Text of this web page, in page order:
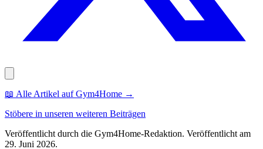
📖 Alle Artikel auf Gym4Home →
Stöbere in unseren weiteren Beiträgen
Veröffentlicht durch die Gym4Home-Redaktion. Veröffentlicht am
29. Juni 2026.